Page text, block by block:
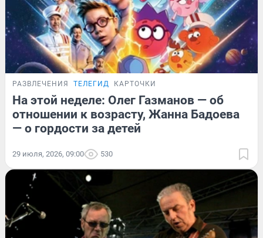
РАЗВЛЕЧЕНИЯ ТЕЛЕГИД КАРТОЧКИ
На этой неделе: Олег Газманов — об
отношении к возрасту, Жанна Бадоева
— о гордости за детей
29 июля, 2026, 09:00 530